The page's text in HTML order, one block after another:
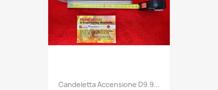
Candeletta Accensione D9.9...